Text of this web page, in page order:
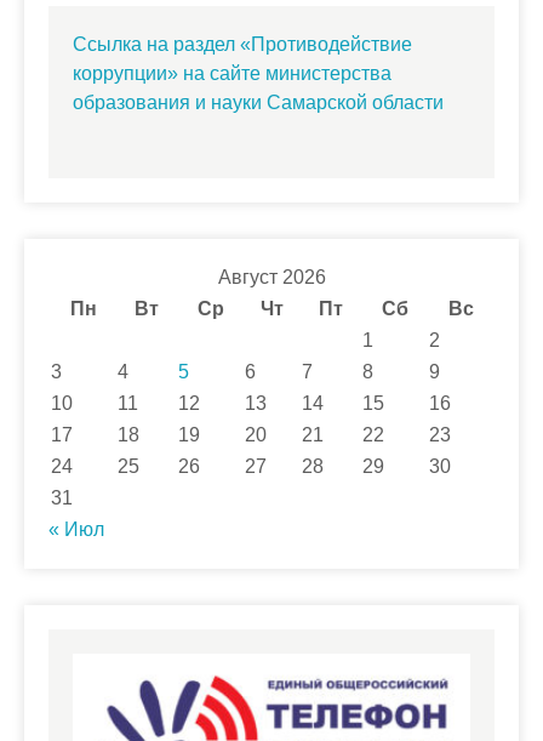
Ссылка на раздел «Противодействие
коррупции» на сайте министерства
образования и науки Самарской области
Август 2026
Пн
Вт Ср Чт Пт Сб
Вс
1
2
3
4 5 6 7 8
9
10
11 12 13 14 15
16
17
18 19 20 21 22
23
24
25 26 27 28 29
30
31
« Июл